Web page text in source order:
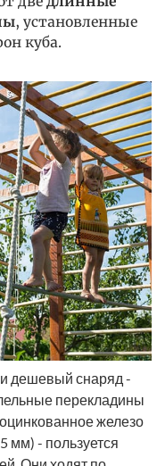
, установленные
куба.
и дешевый снаряд -
перекладины
железо
мм) - пользуется